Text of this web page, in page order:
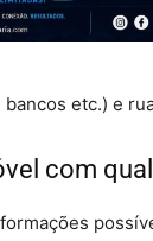
etc.) e
com